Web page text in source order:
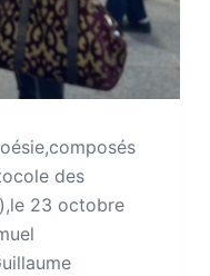
des
23 octobre